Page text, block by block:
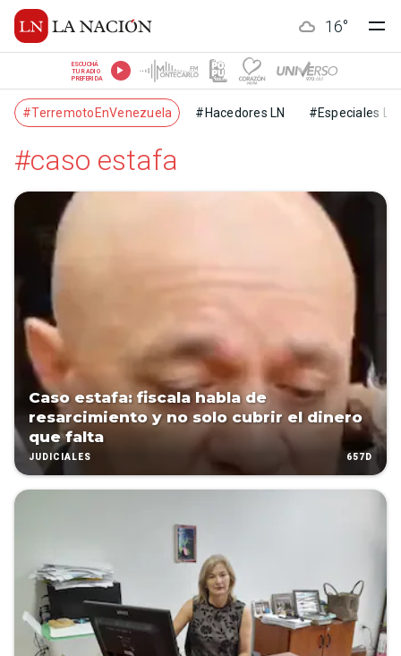
16°
ESCUCHÁ
TU RADIO
PREFERIDA
#TerremotoEnVenezuela #Hacedores LN #Especiales LN
#caso estafa
Caso estafa: fiscala habla de
resarcimiento y no solo cubrir el dinero
que falta
JUDICIALES 657D